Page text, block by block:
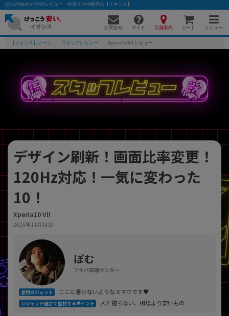
ぽむのXperia10 VIIレビュー 中古スマホ販売の【イオシス】
お問合せ ガイド 店舗案内 カート メニュー
【イオシス】ホーム スタッフレビュー Xperia10 VII レビュー
デザイン刷新！画面比率変更！
120Hz対応！一気に変わった
10！
Xperia10 VII
2025年11月14日
ぽむ
アキバ買取センター
愛用ガジェット ここに書けないようなスマホです♥
ガジェット選びで重視するポイント 人と被らない、相場より安いもの
かんたんパソコン検索に切り替える
除外ワード
人気の検索ワード：Let's noteEliteBook MacBook
カテゴリー
商品ジャンルの絞り込み
「スマートフォン」「タブレット」など
シリーズ
商品シリーズ名・ブランド名の絞り込み。
メーカー
製造、販売メーカーの絞り込み
「Apple」「SONY」「SHARP」など
機能・特徴
商品の搭載機能による絞り込み
「5G対応」「防水」「ワンセグ」など